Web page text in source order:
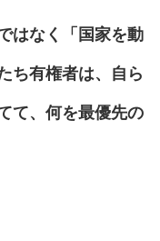
はなく「国家を動
ち有権者は、自ら
て、何を最優先の